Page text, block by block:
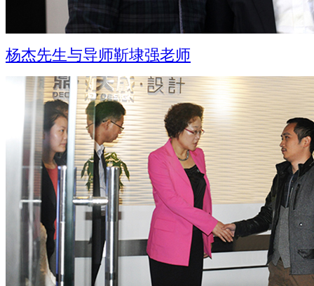
杨杰先生与导师靳埭强老师